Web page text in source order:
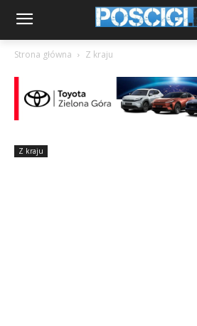
Strona główna Z kraju
Z kraju